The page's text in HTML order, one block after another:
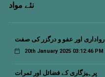
نئے مواد
رواداری اور عفو و درگزر کی صفت
20th January 2025 03:12:46 PM
پرہیزگاری کے فضائل اور ثمرات